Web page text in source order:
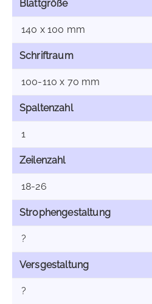
Blattgröße
140 x 100 mm
Schriftraum
100-110 x 70 mm
Spaltenzahl
1
Zeilenzahl
18-26
Strophengestaltung
?
Versgestaltung
?